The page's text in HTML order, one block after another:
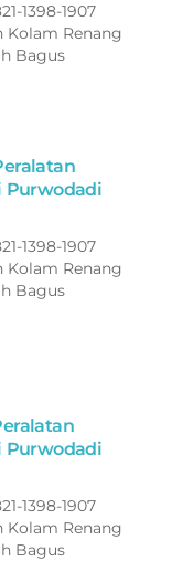
1398-1907
Kolam Renang
Bagus
Purwodadi
1398-1907
Kolam Renang
Bagus
Purwodadi
1398-1907
Kolam Renang
Bagus